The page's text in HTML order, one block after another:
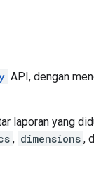
API, dengan
laporan yang
, dimensions ,